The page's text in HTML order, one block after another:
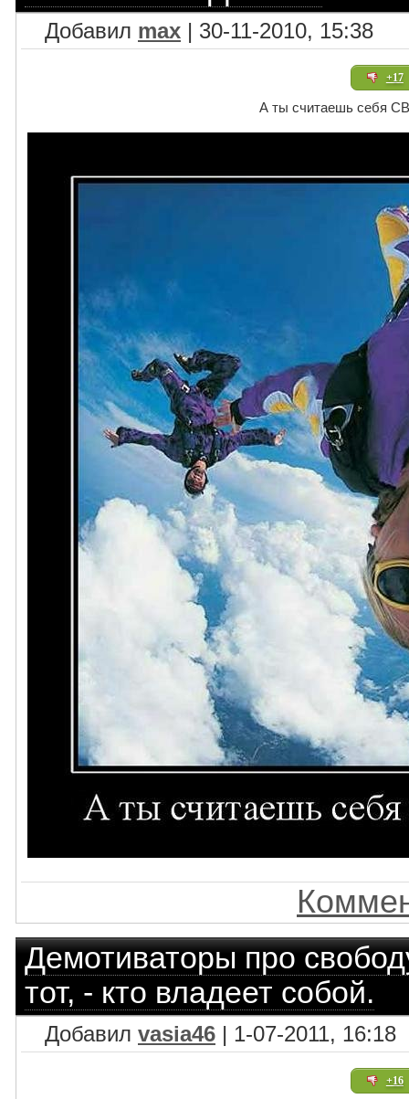
Добавил max | 30-11-2010, 15:38
+17
А ты считаешь себя
Демотиваторы про
тот, - кто владеет собой.
Добавил vasia46 | 1-07-2011, 16:18
+16